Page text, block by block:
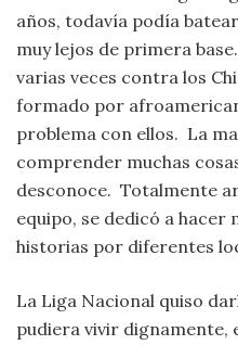
años, todavía podía
muy lejos de primera
varias veces contra los
formado por
problema con ellos. La
comprender muchas
desconoce. Totalmente
equipo, se dedicó a
historias por diferentes
La Liga Nacional quiso
pudiera vivir dignamente,